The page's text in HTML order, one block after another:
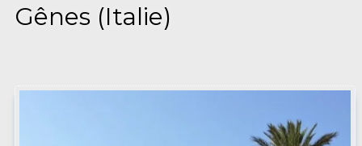
Gênes (Italie)